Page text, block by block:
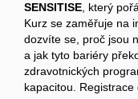
SENSITISE, který
Kurz se zaměřuje na
dozvíte se, proč jsou
a jak tyto bariéry
zdravotnických
kapacitou. Registrace